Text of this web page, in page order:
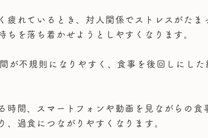
疲れているとき、対人関係でストレスがたま
ちを落ち着かせようとしやすくなります。
が不規則になりやすく、食事を後回しにした
時間、スマートフォンや動画を見ながらの食
、過食につながりやすくなります。